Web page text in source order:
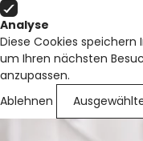
Analyse
Diese Cookies
um Ihren nächsten
anzupassen.
Ablehnen